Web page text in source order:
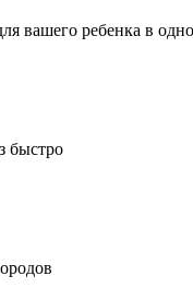
вашего ребенка в
быстро